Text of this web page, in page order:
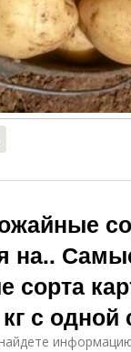
на..
сорта
с одной